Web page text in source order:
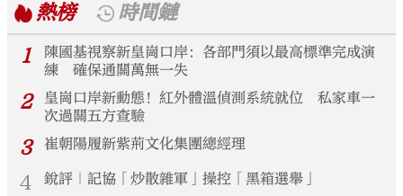
熱榜
時間鏈
1
陳國基視察新皇崗口岸：各部門須以最高標準完成演
練 確保通關萬無一失
2
皇崗口岸新動態！紅外體溫偵測系統就位 私家車一
次過關五方查驗
3 崔朝陽履新紫荊文化集團總經理
4 銳評｜記協「炒散雜軍」操控「黑箱選舉」